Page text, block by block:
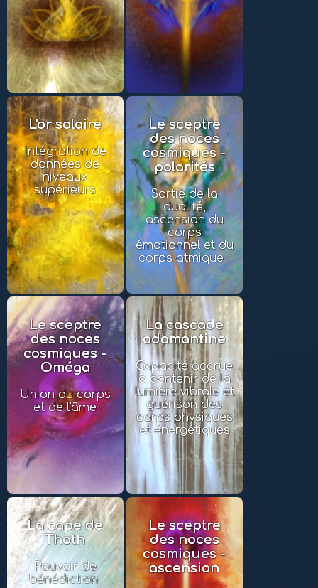
L'or solaire
Intégration de
données de
niveaux
supérieurs
Le sceptre
des noces
cosmiques -
polarités
Sortie de la
dualité,
ascension du
corps
émotionnel et du
corps atmique
Le sceptre
des noces
cosmiques -
Oméga
Union du corps
et de l'âme
La cascade
adamantine
Capacité accrue
à contenir de la
lumière vibrale et
guérison des
corps physiques
et énergétiques
La cape de
Thoth
Pouvoir de
bénédiction
Le sceptre
des noces
cosmiques -
ascension